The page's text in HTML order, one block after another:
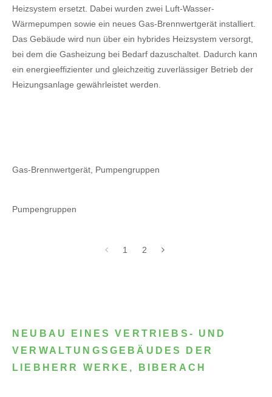
Heizsystem ersetzt. Dabei wurden zwei Luft-Wasser-
Wärmepumpen sowie ein neues Gas-Brennwertgerät installiert.
Das Gebäude wird nun über ein hybrides Heizsystem versorgt,
bei dem die Gasheizung bei Bedarf dazuschaltet. Dadurch kann
ein energieeffizienter und gleichzeitig zuverlässiger Betrieb der
Heizungsanlage gewährleistet werden.
Gas-Brennwertgerät, Pumpengruppen
Pumpengruppen
1 2
NEUBAU EINES VERTRIEBS- UND
VERWALTUNGSGEBÄUDES DER
LIEBHERR WERKE, BIBERACH